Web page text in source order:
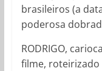
brasileiros (a
poderosa
RODRIGO,
filme, roteirizado